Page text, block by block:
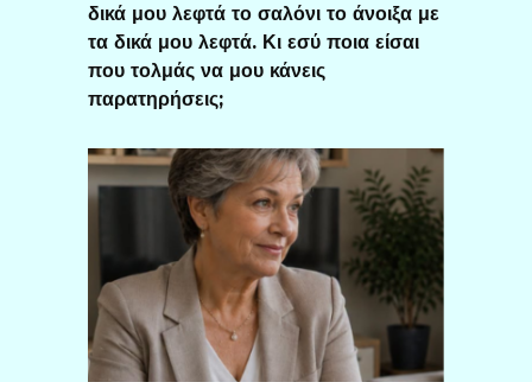
δικά μου λεφτά το σαλόνι το άνοιξα με
τα δικά μου λεφτά. Κι εσύ ποια είσαι
που τολμάς να μου κάνεις
παρατηρήσεις;